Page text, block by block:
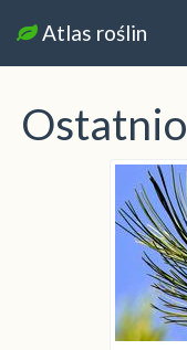
Atlas roślin